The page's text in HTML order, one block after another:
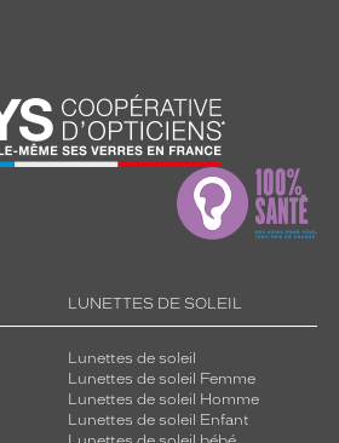
LUNETTES DE SOLEIL
Lunettes de soleil
Lunettes de soleil Femme
Lunettes de soleil Homme
Lunettes de soleil Enfant